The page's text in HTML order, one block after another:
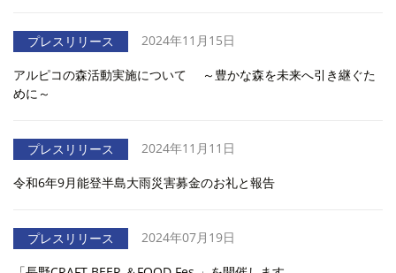
プレスリリース 2024年11月15日
アルピコの森活動実施について ～豊かな森を未来へ引き継ぐた
めに～
プレスリリース 2024年11月11日
令和6年9月能登半島大雨災害募金のお礼と報告
プレスリリース 2024年07月19日